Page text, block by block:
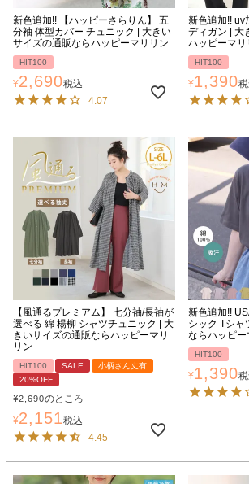
新色追加!! 【ハッピーさらりん】 五
分袖 体型カバー チュニック | 大きい
サイズの通販ならハッピーマリリン
HIT100
¥2,690税込
4.07
新色追加!! uv
ディガン | 大
ハッピーマリ
HIT100
¥1,390
【風通るプレミアム】 七分袖/長袖が
選べる 綿 楊柳 シャツチュニック | 大
きいサイズの通販ならハッピーマリ
リン
HIT100 SALE
小柄さん丈有
20%OFF
¥2,690のところ
¥2,151税込
4.45
新色追加!!
シック Tシャ
ならハッピー
HIT100
¥1,390